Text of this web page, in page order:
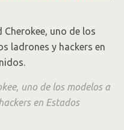
tecnología
uno de los modelos a
en Estados